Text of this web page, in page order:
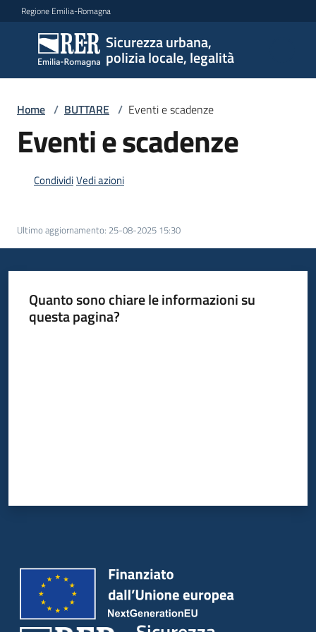
Vai al contenuto
Vai alla navigazione
Vai al footer
Regione Emilia-Romagna
Sicurezza urbana,
polizia locale, legalità
Sicurezza
urbana,
polizia
locale,
legalità
Argomenti
Novità
Servizi
Home / BUTTARE / Eventi e scadenze
Eventi e scadenze
CondividiVedi azioni
Ultimo aggiornamento: 25-08-2025 15:30
Quanto sono chiare le informazioni su
questa pagina?